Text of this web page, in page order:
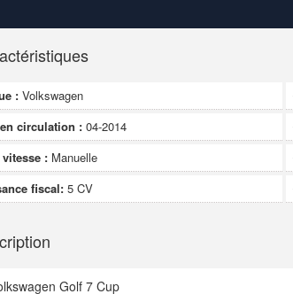
: Volkswagen
circulation : 04-2014
: Manuelle
fiscal: 5 CV
Golf 7 Cup